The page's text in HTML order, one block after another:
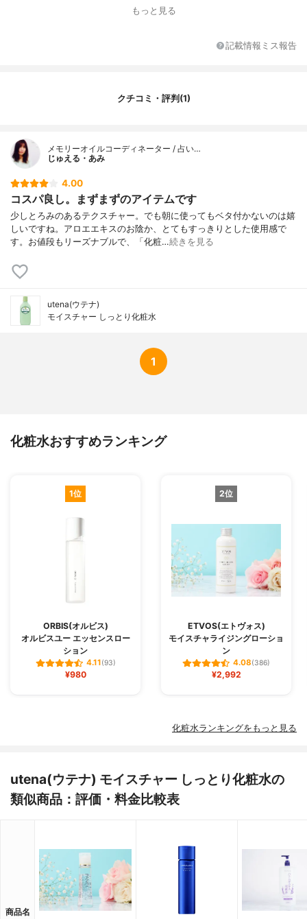
パラベン、ブチルパラベン、香料、黄２０
もっと見る
記載情報ミス報告
クチコミ・評判(1)
メモリーオイルコーディネーター / 占い…
じゅえる・あみ
4.00
コスパ良し。まずまずのアイテムです
少しとろみのあるテクスチャー。でも朝に使ってもベタ付かないのは嬉
しいですね。アロエエキスのお陰か、とてもすっきりとした使用感で
す。お値段もリーズナブルで、「化粧…続きを見る
utena(ウテナ)
モイスチャー しっとり化粧水
1
化粧水おすすめランキング
1位
ORBIS(オルビス)
オルビスユー エッセンスロー
ション
4.11(93)
¥980
2位
ETVOS(エトヴォス)
モイスチャライジングローショ
ン
4.08(386)
¥2,992
化粧水ランキングをもっと見る
utena(ウテナ) モイスチャー しっとり化粧水の
類似商品：評価・料金比較表
商品名